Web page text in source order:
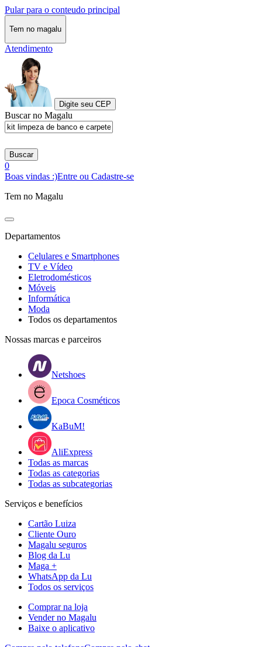
Pular para o conteudo principal
Tem no magalu
Atendimento
Digite seu CEP
Buscar no Magalu
Buscar
0
Boas vindas :)Entre ou Cadastre-se
Tem no Magalu
Departamentos
Celulares e Smartphones
TV e Vídeo
Eletrodomésticos
Móveis
Informática
Moda
Todos os departamentos
Nossas marcas e parceiros
Netshoes
Epoca Cosméticos
KaBuM!
AliExpress
Todas as marcas
Todas as categorias
Todas as subcategorias
Serviços e benefícios
Cartão Luiza
Cliente Ouro
Magalu seguros
Blog da Lu
Maga +
WhatsApp da Lu
Todos os serviços
Comprar na loja
Vender no Magalu
Baixe o aplicativo